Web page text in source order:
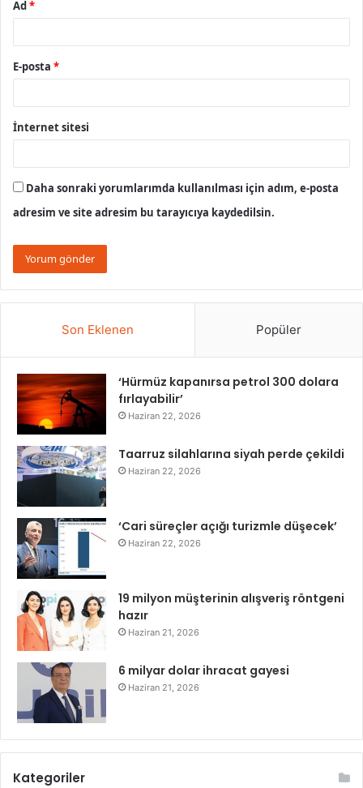
Ad*
E-posta *
İnternet sitesi
Daha sonraki yorumlarımda kullanılması için adım, e-posta
adresim ve site adresim bu tarayıcıya kaydedilsin.
Son Eklenen Popüler
‘Hürmüz kapanırsa petrol 300 dolara
fırlayabilir’
Haziran 22, 2026
Taarruz silahlarına siyah perde çekildi
Haziran 22, 2026
‘Cari süreçler açığı turizmle düşecek’
Haziran 22, 2026
19 milyon müşterinin alışveriş röntgeni
hazır
Haziran 21, 2026
6 milyar dolar ihracat gayesi
Haziran 21, 2026
Kategoriler